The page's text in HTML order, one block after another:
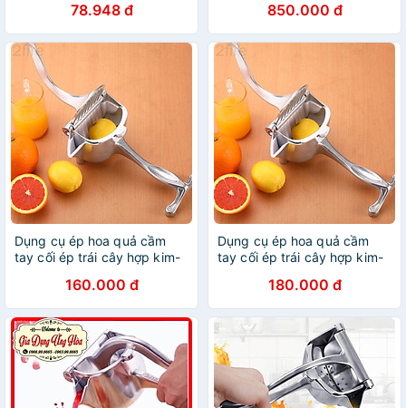
dàng dễ sử dụng, chống
han gỉ - Ép hoa quả
78.948 đ 850.000 đ
Dụng cụ ép hoa quả cầm
tay cối ép trái cây hợp kim-
160.000 đ
Dụng cụ ép hoa quả cầm
tay cối ép trái cây hợp kim-
180.000 đ